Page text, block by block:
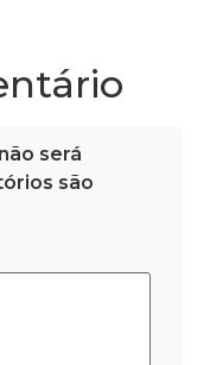
será
são